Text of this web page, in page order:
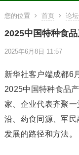
您的位置 首页 论
2025中国特种食
2025年6月8日 11:57
新华社客户端成都6
2025中国特种食品
家、企业代表齐聚
沿、药食同源、军
发展的路径和方法。